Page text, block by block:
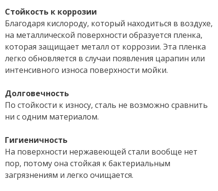
Стойкость к коррозии
Благодаря кислороду, который находиться в воздухе,
на металлической поверхности образуется пленка,
которая защищает металл от коррозии. Эта пленка
легко обновляется в случаи появления царапин или
интенсивного износа поверхности мойки.
Долговечность
По стойкости к износу, сталь не возможно сравнить
ни с одним материалом.
Гигиеничность
На поверхности нержавеющей стали вообще нет
пор, потому она стойкая к бактериальным
загрязнениям и легко очищается.